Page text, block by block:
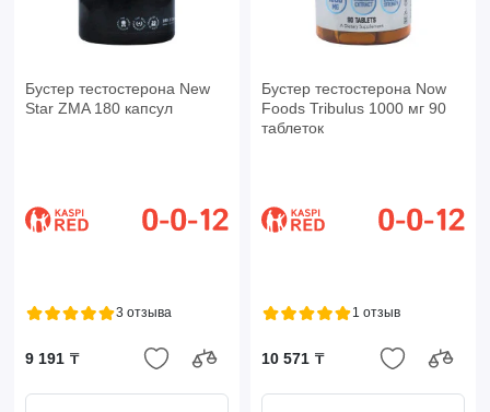
Бустер тестостерона New
Star ZMA 180 капсул
3 отзыва
9 191 ₸
Бустер тестостерона Now
Foods Tribulus 1000 мг 90
таблеток
1 отзыв
10 571 ₸